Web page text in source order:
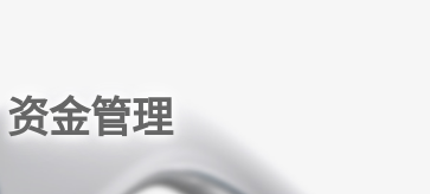
资金管理